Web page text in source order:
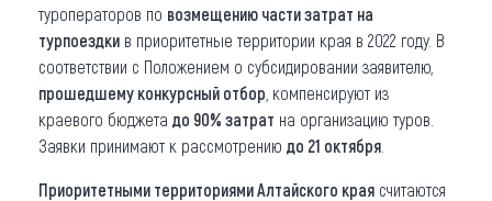
туроператоров по возмещению части затрат на
турпоездки в приоритетные территории края в 2022 году. В
соответствии с Положением о субсидировании заявителю,
прошедшему конкурсный отбор , компенсируют из
краевого бюджета до 90% затрат на организацию туров.
Заявки принимают к рассмотрению до 21 октября
Приоритетными территориями Алтайского края считаются